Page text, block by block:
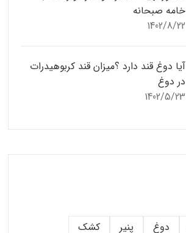
خامه صبحانه
1402/8/22
آیا دوغ قند دارد ؟میزان قند کربوهیدرات
در دوغ
1402/5/23
دوغ پنیر
کشک